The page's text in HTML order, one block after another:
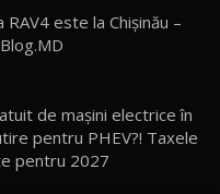
DRIVE ÎN ROMÂNĂ!
BYD Seal U DM-i,
i / Test Drive
este la Chișinău –
de mașini electrice în
pentru PHEV?! Taxele
pentru 2027